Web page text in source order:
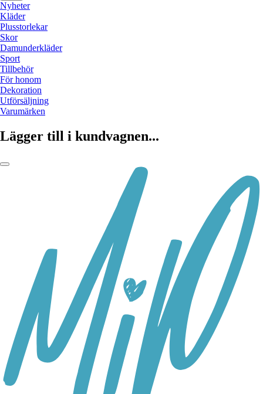
Nyheter
Kläder
Plusstorlekar
Skor
Damunderkläder
Sport
Tillbehör
För honom
Dekoration
Utförsäljning
Varumärken
Lägger till i kundvagnen...